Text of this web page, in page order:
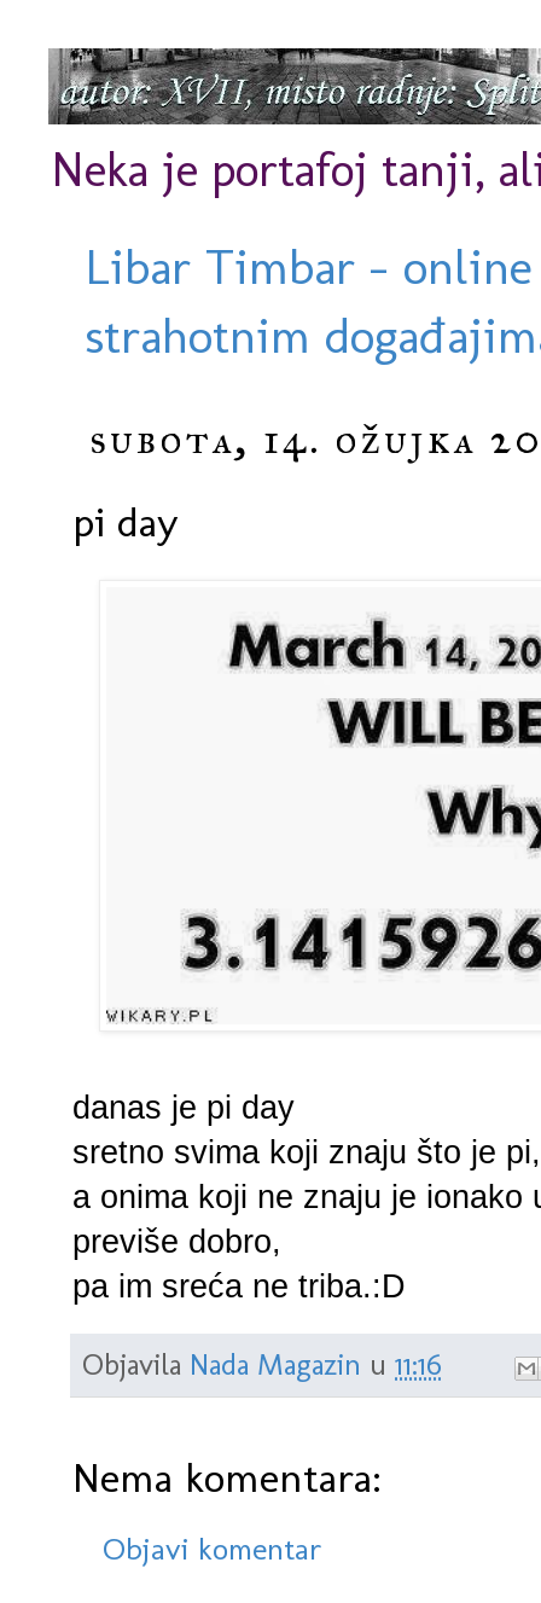
Neka je portafoj tanji,
Libar Timbar -
strahotnim
subota, 14. ožujka
pi day
danas je pi day
sretno svima koji znaju što je pi,
a onima koji ne znaju je ionako
previše dobro,
pa im sreća ne triba.:D
Objavila Nada Magazin u 11:16
Nema komentara:
Objavi komentar